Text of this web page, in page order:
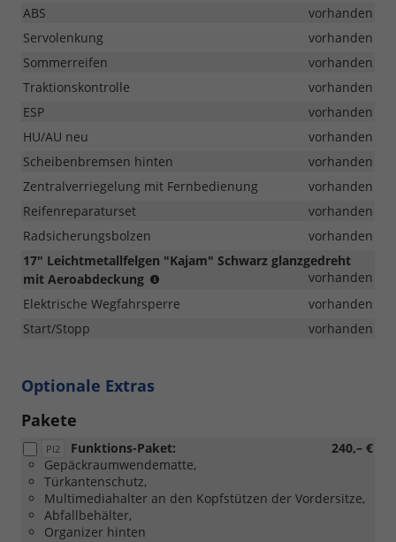
ABS
vorhanden
Servolenkung
vorhanden
Sommerreifen
vorhanden
Traktionskontrolle
vorhanden
ESP
vorhanden
HU/AU neu
vorhanden
Scheibenbremsen hinten
vorhanden
Zentralverriegelung mit Fernbedienung
vorhanden
Reifenreparaturset
vorhanden
Radsicherungsbolzen
vorhanden
17" Leichtmetallfelgen "Kajam" Schwarz glanzgedreht
mit Aeroabdeckung
R17
vorhanden
Elektrische Wegfahrsperre
vorhanden
Start/Stopp
vorhanden
Optionale Extras
Pakete
PI2 240,– €
Funktions-Paket:
Gepäckraumwendematte,
Türkantenschutz,
Multimediahalter an den Kopfstützen der Vordersitze,
Abfallbehälter,
Organizer hinten